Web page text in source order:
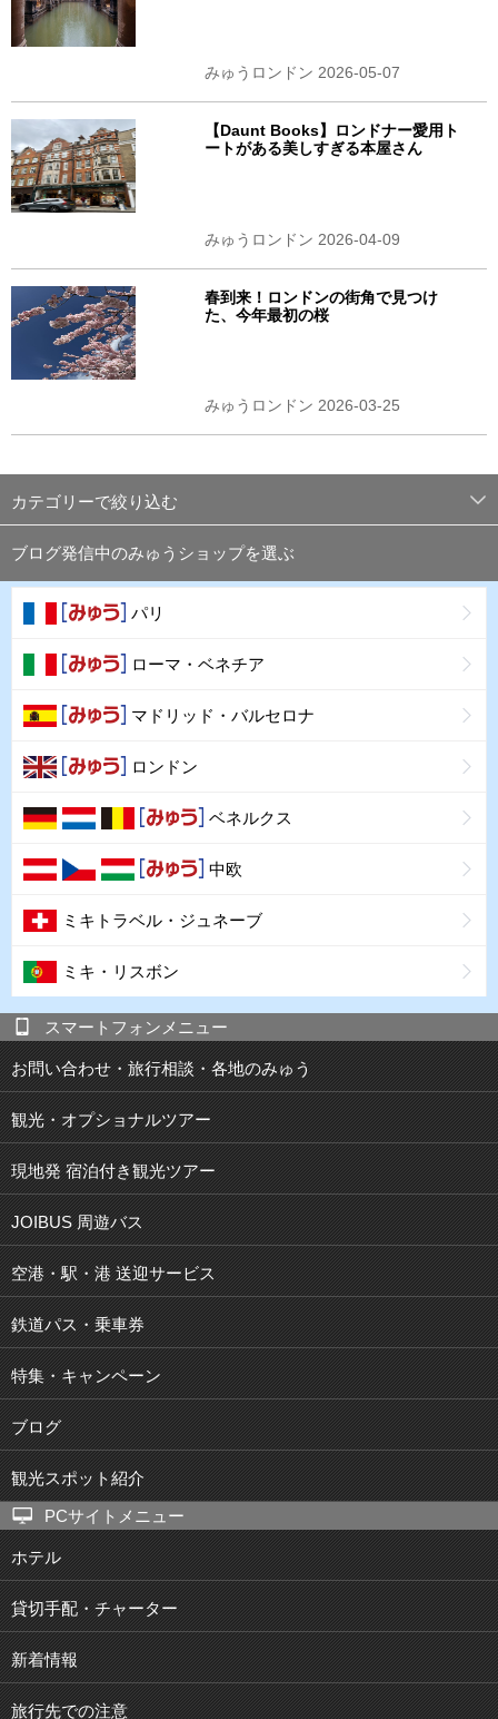
みゅうロンドン 2026-05-07
【Daunt Books】ロンドナー愛用ト
ートがある美しすぎる本屋さん
みゅうロンドン 2026-04-09
春到来！ロンドンの街角で見つけ
た、今年最初の桜
みゅうロンドン 2026-03-25
カテゴリーで絞り込む
ブログ発信中のみゅうショップを選ぶ
パリ
ローマ・ベネチア
マドリッド・バルセロナ
ロンドン
ベネルクス
中欧
ミキトラベル・ジュネーブ
ミキ・リスボン
スマートフォンメニュー
お問い合わせ・旅行相談・各地のみゅう
観光・オプショナルツアー
現地発 宿泊付き観光ツアー
JOIBUS 周遊バス
空港・駅・港 送迎サービス
鉄道パス・乗車券
特集・キャンペーン
ブログ
観光スポット紹介
PCサイトメニュー
ホテル
貸切手配・チャーター
新着情報
旅行先での注意